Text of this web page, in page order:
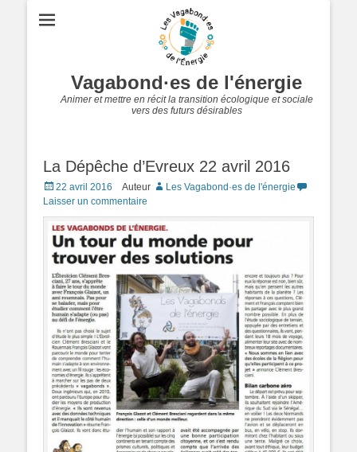
Vagabond·es de l'énergie
Animer et mettre en récit la transition écologique et sociale
vers des futurs désirables
La Dépêche d’Evreux 22 avril 2016
Posted
on
22 avril 2016 Auteur
Les Vagabond·es de l'énergie
Laisser un commentaire